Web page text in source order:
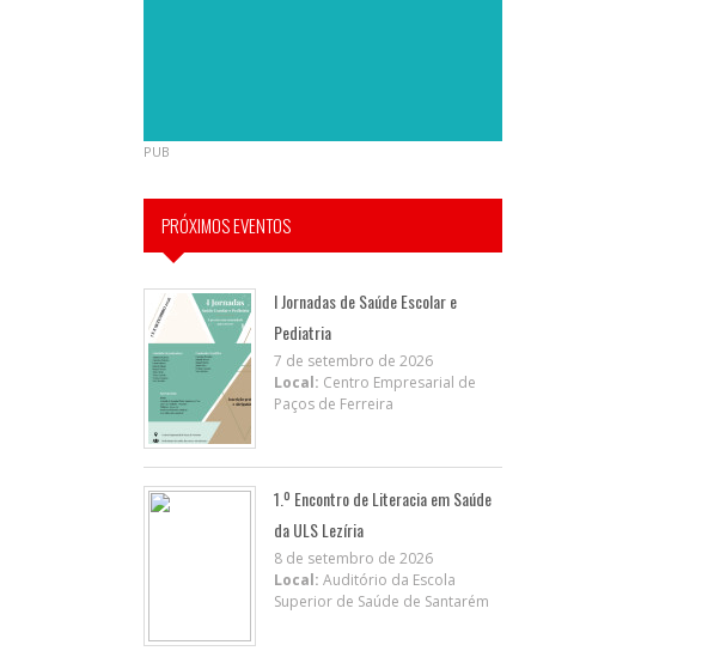
PUB
PRÓXIMOS EVENTOS
I Jornadas de Saúde Escolar e
Pediatria
7 de setembro de 2026
Local: Centro Empresarial de
Paços de Ferreira
1.º Encontro de Literacia em Saúde
da ULS Lezíria
8 de setembro de 2026
Local: Auditório da Escola
Superior de Saúde de Santarém